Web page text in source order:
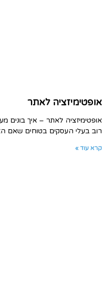
אופטימיזציה לאתר
אופטימיזציה לאתר – איך בונים
רוב בעלי העסקים בטוחים שאם
קרא עוד »